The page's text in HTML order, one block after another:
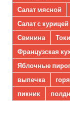
Салат мясной
Салат с курицей
Свинина
Французская
Яблочные
выпечка
пикник